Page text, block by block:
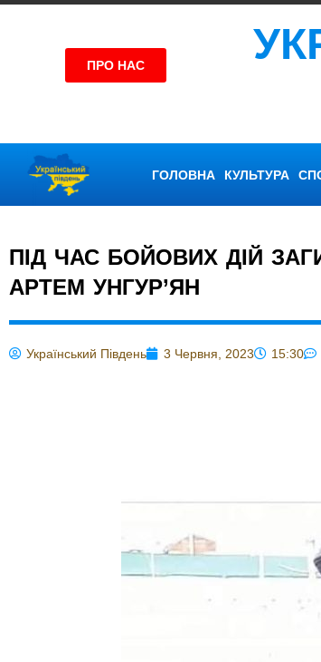
ПРО НАС
ГОЛОВНА КУЛЬТУРА
ПІД ЧАС БОЙОВИХ ДІЙ
АРТЕМ УНГУР’ЯН
Український Південь 3 Червня, 2023 15:30